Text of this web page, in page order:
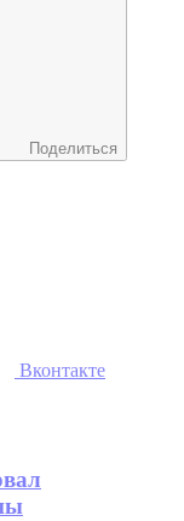
Поделиться
Вконтакте